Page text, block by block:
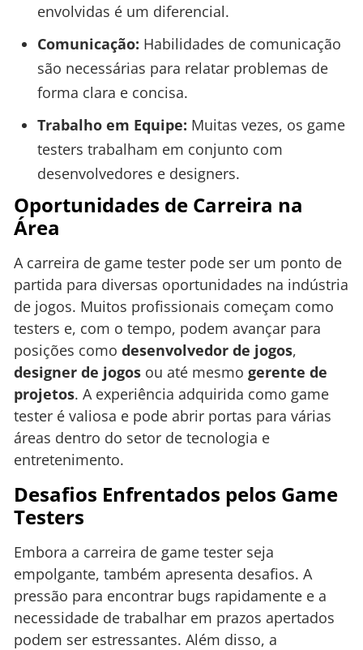
envolvidas é um diferencial.
Comunicação: Habilidades de comunicação
são necessárias para relatar problemas de
forma clara e concisa.
Trabalho em Equipe: Muitas vezes, os game
testers trabalham em conjunto com
desenvolvedores e designers.
Oportunidades de Carreira na
Área
A carreira de game tester pode ser um ponto de
partida para diversas oportunidades na indústria
de jogos. Muitos profissionais começam como
testers e, com o tempo, podem avançar para
posições como desenvolvedor de jogos,
designer de jogos ou até mesmo gerente de
projetos. A experiência adquirida como game
tester é valiosa e pode abrir portas para várias
áreas dentro do setor de tecnologia e
entretenimento.
Desafios Enfrentados pelos Game
Testers
Embora a carreira de game tester seja
empolgante, também apresenta desafios. A
pressão para encontrar bugs rapidamente e a
necessidade de trabalhar em prazos apertados
podem ser estressantes. Além disso, a